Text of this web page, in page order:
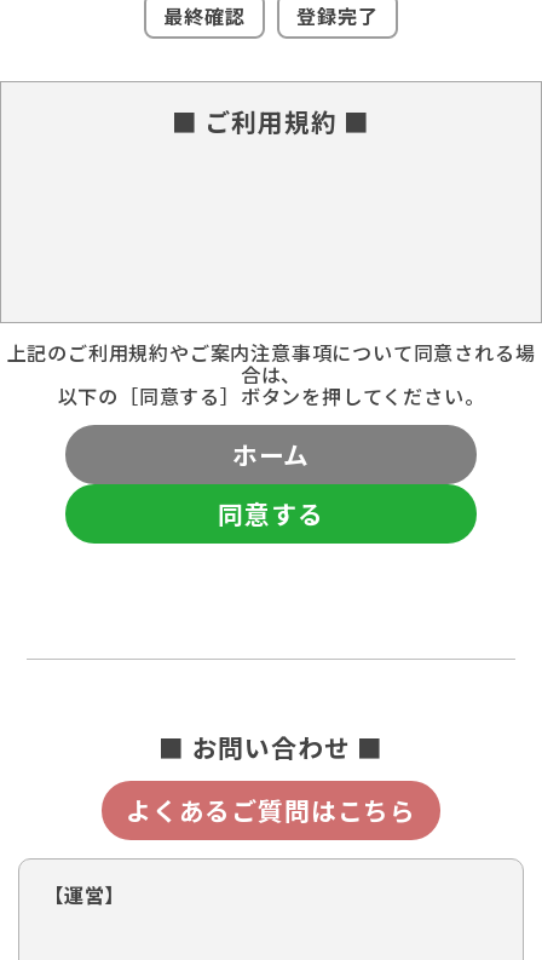
最終確認
登録完了
■ ご利用規約 ■
上記のご利用規約やご案内注意事項について同意される場
合は、
以下の［同意する］ボタンを押してください。
ホーム
同意する
■ お問い合わせ ■
よくあるご質問はこちら
【運営】